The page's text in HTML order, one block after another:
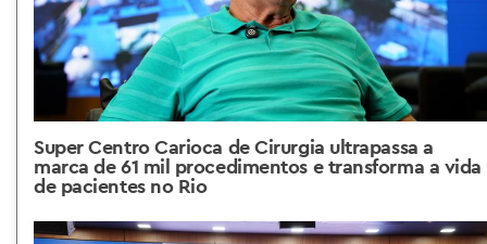
Super Centro Carioca de Cirurgia ultrapassa a
marca de 61 mil procedimentos e transforma a vida
de pacientes no Rio